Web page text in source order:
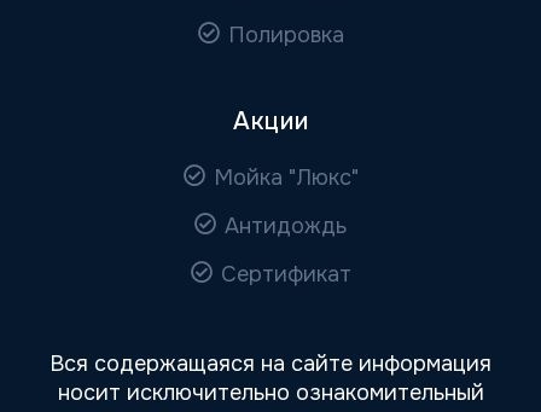
Полировка
Акции
Мойка "Люкс"
Антидождь
Сертификат
Вся содержащаяся на сайте информация
носит исключительно ознакомительный